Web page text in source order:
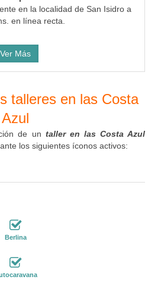
en la localidad de San Isidro a
en línea recta.
Ver Más
talleres en las Costa
Azul
de un taller en las Costa Azul
los siguientes íconos activos:
Berlina